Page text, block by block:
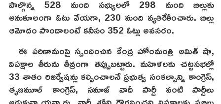
పాల్గొన్న 528 మంది సభ్యులలో 298 మంది బిల్లుకు
అనుకూలంగా ఓటు వేయగా, 230 మంది వ్యతిరేకించారు. బిల్లు
ఆమోదం పొందాలంటే కనీసం 352 ఓట్లు అవసరం.
ఈ పరిణామంపై స్పందించిన కేంద్ర హోంమంత్రి అమిత్ షా,
విపక్షాల తీరును తీవ్రంగా తప్పుబట్టారు. మహిళలకు చట్టసభల్లో
33 శాతం రిజర్వేషన్లు కల్పించాలనే ప్రభుత్వ సంకల్పాన్ని కాంగ్రెస్,
తృణమూల్ కాంగ్రెస్, సమాజ్ వాదీ పార్టీ వంటి పార్టీలు